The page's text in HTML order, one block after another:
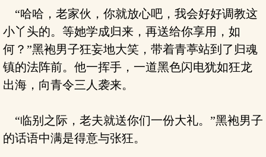
“哈哈，老家伙，你就放心吧，我会好好调教这
小丫头的。等她学成归来，再送给你享用，如
何？”黑袍男子狂妄地大笑，带着青葶站到了归魂
镇的法阵前。他一挥手，一道黑色闪电犹如狂龙
出海，向青令三人袭来。
“临别之际，老夫就送你们一份大礼。”黑袍男子
的话语中满是得意与张狂。